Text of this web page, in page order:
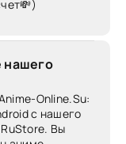
нашего
Online.Su:
c нашего
RuStore. Вы